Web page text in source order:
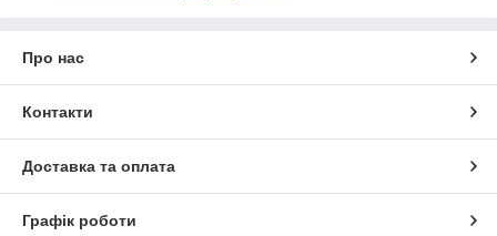
Про нас
Контакти
Доставка та оплата
Графік роботи